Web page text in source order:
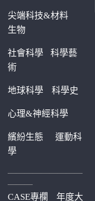
尖端科技&材料
生物
社會科學科學藝
術
地球科學 科學史
心理&神經科學
繽紛生態運動科
學
—————————
———
CASE專欄 年度大